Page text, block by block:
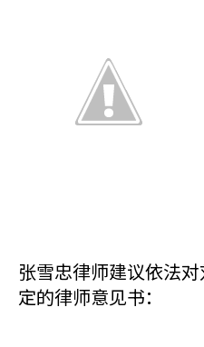
张雪忠律师建议依法
定的律师意见书：